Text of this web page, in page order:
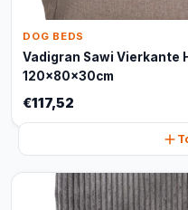
DOG BEDS
Vadigran Sawi Vierkante
120x80x30cm
€117,52